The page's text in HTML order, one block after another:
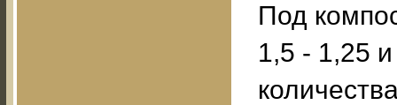
Под
1,5 - 1,25